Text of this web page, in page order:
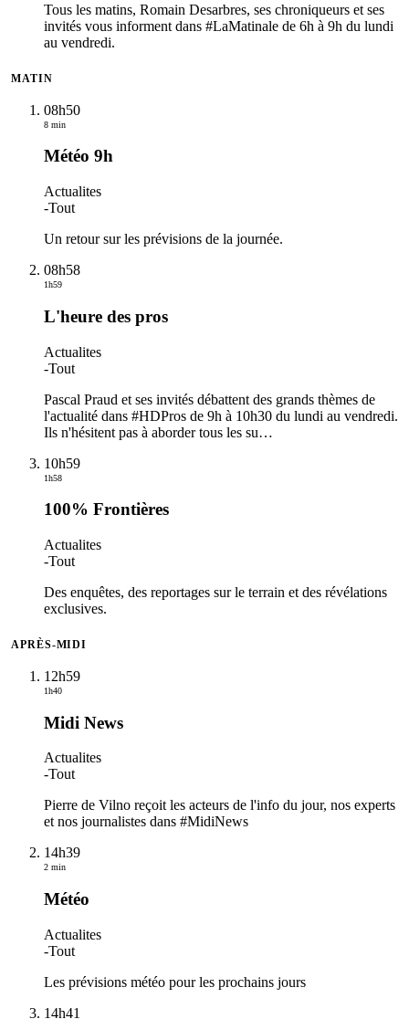
Tous les matins, Romain Desarbres, ses chroniqueurs et ses
invités vous informent dans #LaMatinale de 6h à 9h du lundi
au vendredi.
MATIN
08h50
8 min
Météo 9h
Actualites
-Tout
Un retour sur les prévisions de la journée.
08h58
1h59
L'heure des pros
Actualites
-Tout
Pascal Praud et ses invités débattent des grands thèmes de
l'actualité dans #HDPros de 9h à 10h30 du lundi au vendredi.
Ils n'hésitent pas à aborder tous les su…
10h59
1h58
100% Frontières
Actualites
-Tout
Des enquêtes, des reportages sur le terrain et des révélations
exclusives.
APRÈS-MIDI
12h59
1h40
Midi News
Actualites
-Tout
Pierre de Vilno reçoit les acteurs de l'info du jour, nos experts
et nos journalistes dans #MidiNews
14h39
2 min
Météo
Actualites
-Tout
Les prévisions météo pour les prochains jours
14h41